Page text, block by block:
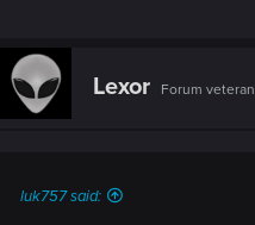
Lexor Forum veteran
luk757 said: